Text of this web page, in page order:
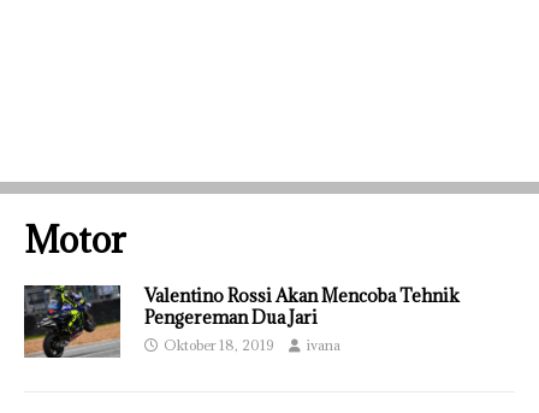
Motor
Valentino Rossi Akan Mencoba Tehnik
Pengereman Dua Jari
Oktober 18, 2019 ivana